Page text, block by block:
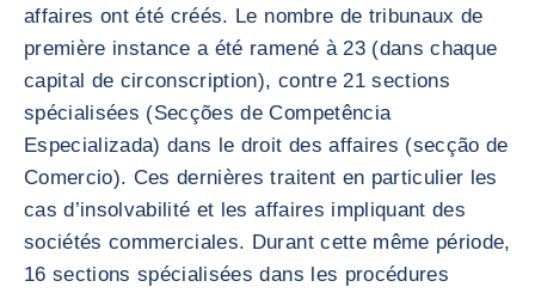
affaires ont été créés. Le nombre de tribunaux de
première instance a été ramené à 23 (dans chaque
capital de circonscription), contre 21 sections
spécialisées (Secções de Competência
Especializada) dans le droit des affaires (secção de
Comercio). Ces dernières traitent en particulier les
cas d’insolvabilité et les affaires impliquant des
sociétés commerciales. Durant cette même période,
16 sections spécialisées dans les procédures